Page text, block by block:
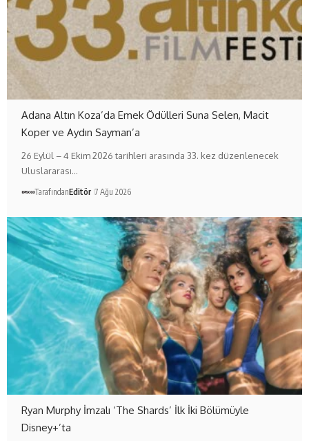
Adana Altın Koza’da Emek Ödülleri Suna Selen, Macit
Koper ve Aydın Sayman’a
26 Eylül – 4 Ekim 2026 tarihleri arasında 33. kez düzenlenecek
Uluslararası…
TarafındanEditör 7 Ağu 2026
Ryan Murphy İmzalı ‘The Shards’ İlk İki Bölümüyle
Disney+’ta